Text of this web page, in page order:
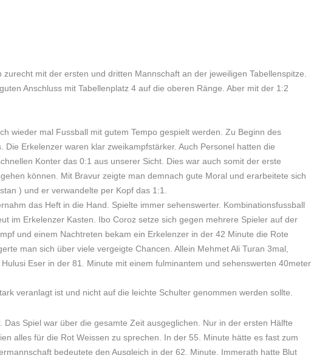
mit der ersten und dritten Mannschaft an der jeweiligen Tabellenspitze.
Anschluss mit Tabellenplatz 4 auf die oberen Ränge. Aber mit der 1:2
wieder mal Fussball mit gutem Tempo gespielt werden. Zu Beginn des
Erkelenzer waren klar zweikampfstärker. Auch Personel hatten die
Konter das 0:1 aus unserer Sicht. Dies war auch somit der erste
können. Mit Bravur zeigte man demnach gute Moral und erarbeitete sich
) und er verwandelte per Kopf das 1:1.
das Heft in die Hand. Spielte immer sehenswerter. Kombinationsfussball
im Erkelenzer Kasten. Ibo Coroz setze sich gegen mehrere Spieler auf der
und einem Nachtreten bekam ein Erkelenzer in der 42 Minute die Rote
man sich über viele vergeigte Chancen. Allein Mehmet Ali Turan 3mal,
Eser in der 81. Minute mit einem fulminantem und sehenswerten 40meter
veranlagt ist und nicht auf die leichte Schulter genommen werden sollte.
Spiel war über die gesamte Zeit ausgeglichen. Nur in der ersten Hälfte
alles für die Rot Weissen zu sprechen. In der 55. Minute hätte es fast zum
bedeutete den Ausgleich in der 62. Minute. Immerath hatte Blut